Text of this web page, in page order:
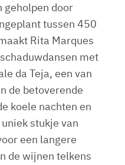
geholpen door
tussen 450
Rita Marques
met
da Teja, een van
de betoverende
koele nachten en
stukje van
een langere
de wijnen telkens